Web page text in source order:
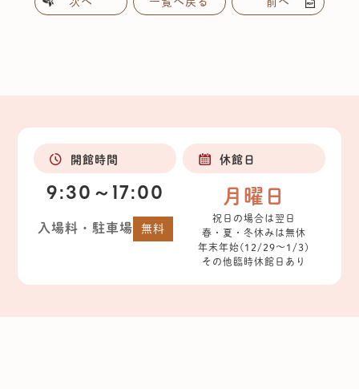
開館時間
9:30～17:00
入場料・駐車場 無料
休館日
月曜日
祝日の場合は翌日
春・夏・冬休みは無休
年末年始(12/29～1/3)
その他臨時休館日あり